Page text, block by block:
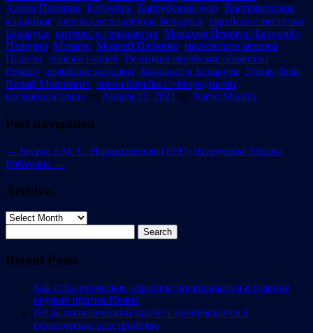
Аарон Паперно, Бобруйск, Бобруйский уезд, Востряковское
кладбище, еврейские кладбища Беларуси, еврейские местечки
Беларуси, интерес к генеалогии, Менахем Йеошуа (Евгений)
Паперно, Мозырь, Моисей Паперно, московские архивы,
Паричи, поиски корней, Речицкое еврейское общество,
Речицу, семейные истории, Холокост в Беларуси, Элияу Зеэв
Вольф Мовшевич, эпоха борьбы с «безродными
космополитами» on August 12, 2021 by Aaron Shustin.
Post navigation
← Беседа с М. С. Нордштейном (1997) Вспомним Абрама
Ройзмана →
Archives
Archives
for:
Recent Posts
Как стратегическое терпение превращается в главное
оружие против Ирана
Когда политический протест превращается в
психическое расстройство